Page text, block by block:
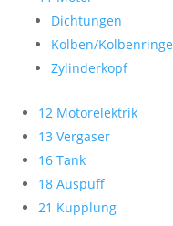
Dichtungen
Kolben/Kolbenringe
Zylinderkopf
12 Motorelektrik
13 Vergaser
16 Tank
18 Auspuff
21 Kupplung